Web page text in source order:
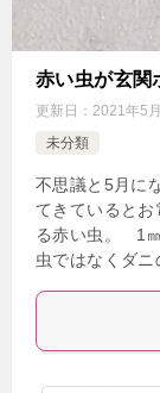
赤い虫が玄関
更新日： 2021年5
未分類
不思議と5月に
てきていると
る赤い虫。 1
虫ではなくダ